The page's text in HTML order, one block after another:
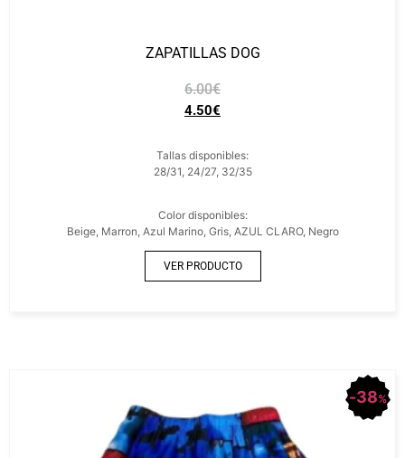
ZAPATILLAS DOG
6.00€
4.50€
Tallas disponibles:
28/31, 24/27, 32/35
Color disponibles:
Beige, Marron, Azul Marino, Gris, AZUL CLARO, Negro
VER PRODUCTO
38%